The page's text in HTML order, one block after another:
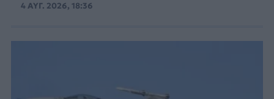
4 ΑΥΓ. 2026, 18:36